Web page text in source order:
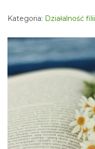
Kategoria: Działalność filii